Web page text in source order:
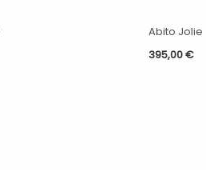
Abito Jolie
395,00€